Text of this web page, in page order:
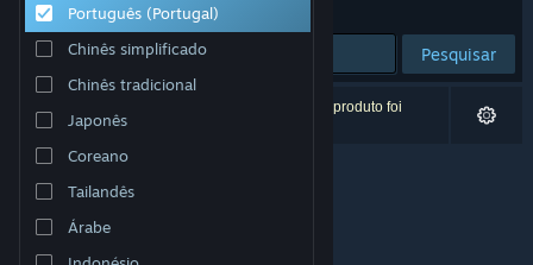
Apoio
Alterar idioma
Instala a app móvel do Steam
Ver versão para computadores
Português (Portugal)
Chinês simplificado
Chinês tradicional
Japonês
Coreano
Tailandês
Árabe
Ordenar por Relevância
Pesquisar
0 resultados correspondentes à tua pesquisa. 1 produto foi
excluído com base nas tuas preferências.